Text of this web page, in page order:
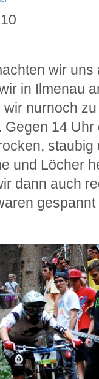
wir
in Ilmenau
nurnoch
Gegen 14
und Löcher
dann auch